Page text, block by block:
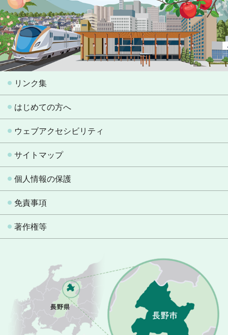
リンク集
はじめての方へ
ウェブアクセシビリティ
サイトマップ
個人情報の保護
免責事項
著作権等